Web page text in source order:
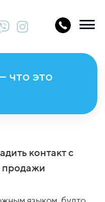
что это
контакт с
продажи